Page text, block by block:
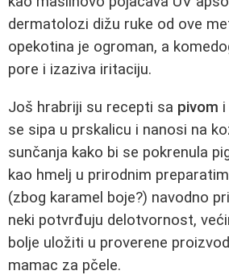
dermatolozi dižu ruke od ove
opekotina je ogroman, a
pore i izaziva iritaciju.
Još hrabriji su recepti sa pivom i
se sipa u prskalicu i nanosi na
sunčanja kako bi se pokrenula
kao hmelj u prirodnim
(zbog karamel boje?) navodno
neki potvrđuju delotvornost,
bolje uložiti u proverene
mamac za pčele.